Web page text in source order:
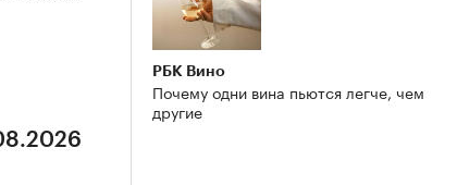
РБК Вино
Почему одни вина пьются легче, чем
другие